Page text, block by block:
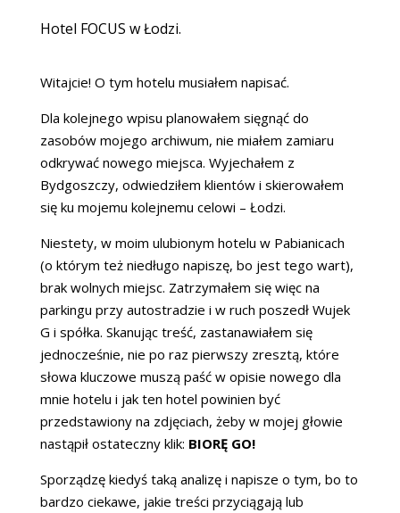
Hotel FOCUS w Łodzi.
Witajcie! O tym hotelu musiałem napisać.
Dla kolejnego wpisu planowałem sięgnąć do
zasobów mojego archiwum, nie miałem zamiaru
odkrywać nowego miejsca. Wyjechałem z
Bydgoszczy, odwiedziłem klientów i skierowałem
się ku mojemu kolejnemu celowi – Łodzi.
Niestety, w moim ulubionym hotelu w Pabianicach
(o którym też niedługo napiszę, bo jest tego wart),
brak wolnych miejsc. Zatrzymałem się więc na
parkingu przy autostradzie i w ruch poszedł Wujek
G i spółka. Skanując treść, zastanawiałem się
jednocześnie, nie po raz pierwszy zresztą, które
słowa kluczowe muszą paść w opisie nowego dla
mnie hotelu i jak ten hotel powinien być
przedstawiony na zdjęciach, żeby w mojej głowie
nastąpił ostateczny klik: BIORĘ GO!
Sporządzę kiedyś taką analizę i napisze o tym, bo to
bardzo ciekawe, jakie treści przyciągają lub